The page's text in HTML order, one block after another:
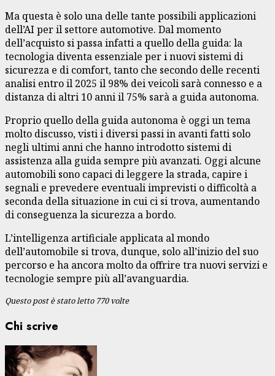
Ma questa è solo una delle tante possibili applicazioni
dell’AI per il settore automotive. Dal momento
dell’acquisto si passa infatti a quello della guida: la
tecnologia diventa essenziale per i nuovi sistemi di
sicurezza e di comfort, tanto che secondo delle recenti
analisi entro il 2025 il 98% dei veicoli sarà connesso e a
distanza di altri 10 anni il 75% sarà a guida autonoma.
Proprio quello della guida autonoma è oggi un tema
molto discusso, visti i diversi passi in avanti fatti solo
negli ultimi anni che hanno introdotto sistemi di
assistenza alla guida sempre più avanzati. Oggi alcune
automobili sono capaci di leggere la strada, capire i
segnali e prevedere eventuali imprevisti o difficoltà a
seconda della situazione in cui ci si trova, aumentando
di conseguenza la sicurezza a bordo.
L’intelligenza artificiale applicata al mondo
dell’automobile si trova, dunque, solo all’inizio del suo
percorso e ha ancora molto da offrire tra nuovi servizi e
tecnologie sempre più all’avanguardia.
Questo post è stato letto 770 volte
Chi scrive